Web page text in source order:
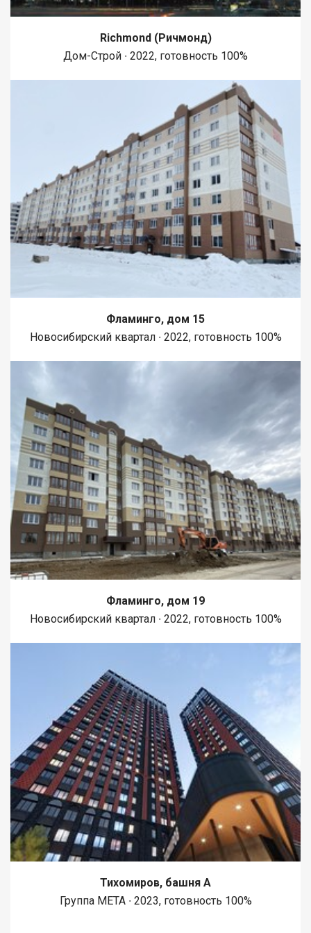
Richmond (Ричмонд)
Дом-Строй ∙ 2022, готовность 100%
Фламинго, дом 15
Новосибирский квартал ∙ 2022, готовность 100%
Фламинго, дом 19
Новосибирский квартал ∙ 2022, готовность 100%
Тихомиров, башня А
Группа МЕТА ∙ 2023, готовность 100%